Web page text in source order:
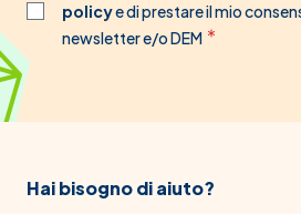
policye di prestare il mio
newsletter e/o DEM
Hai bisogno di aiuto?